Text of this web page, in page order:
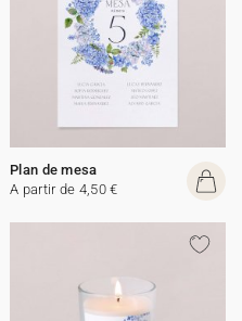
Plan de mesa
A partir de 4,50 €